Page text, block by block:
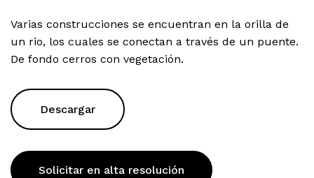
Varias construcciones se encuentran en la orilla de
un rio, los cuales se conectan a través de un puente.
De fondo cerros con vegetación.
Descargar
Solicitar en alta resolución